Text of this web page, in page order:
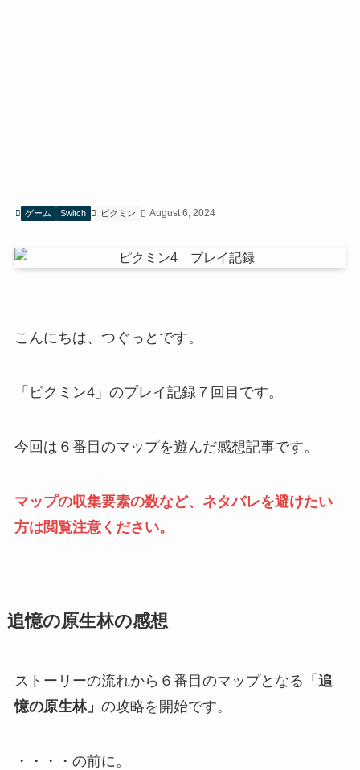
ゲーム Switch ピクミン August 6, 2024
こんにちは、つぐっとです。
「ピクミン4」のプレイ記録７回目です。
今回は６番目のマップを遊んだ感想記事です。
マップの収集要素の数など、ネタバレを避けたい
方は閲覧注意ください。
追憶の原生林の感想
ストーリーの流れから６番目のマップとなる 「追
憶の原生林」 の攻略を開始です。
・・・・の前に。